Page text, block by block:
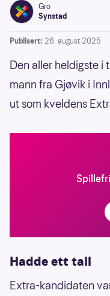
Gro
Synstad
Publisert: 26. august 2025
Den aller heldigste i
mann fra Gjøvik i
ut som kveldens
Hadde ett tall
Extra-kandidaten